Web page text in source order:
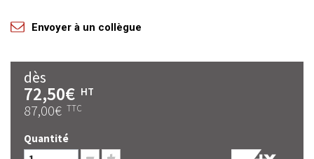
Envoyer à un collègue
dès
72,50€ HT
87,00€ TTC
Quantité